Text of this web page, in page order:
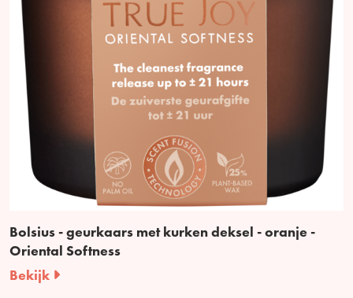
Bolsius - geurkaars met kurken deksel - oranje -
Oriental Softness
Bekijk